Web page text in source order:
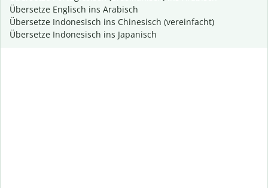
Übersetze Englisch ins Arabisch
Übersetze Indonesisch ins Chinesisch (vereinfacht)
Übersetze Indonesisch ins Japanisch